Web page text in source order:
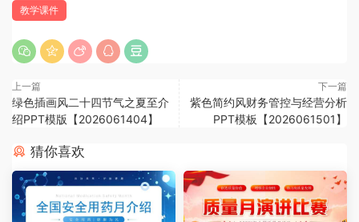
教学课件
上一篇
绿色插画风二十四节气之夏至介
绍PPT模版【2026061404】
下一篇
紫色简约风财务管控与经营分析
PPT模板【2026061501】
猜你喜欢